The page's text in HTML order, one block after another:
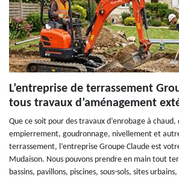
L’entreprise de terrassement
tous travaux d’aménagement
Que ce soit pour des travaux d’enrobage à chaud,
empierrement, goudronnage, nivellement et
terrassement, l’entreprise Groupe Claude est
Mudaison. Nous pouvons prendre en main tout
bassins, pavillons, piscines, sous-sols, sites